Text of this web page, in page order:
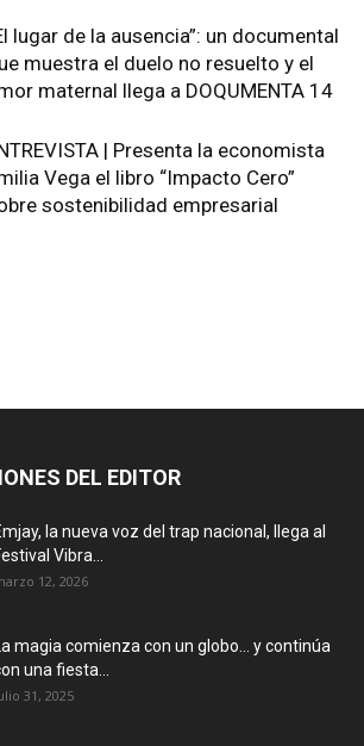
lugar de la ausencia”: un documental
muestra el duelo no resuelto y el
maternal llega a DOQUMENTA 14
| Presenta la economista
Vega el libro “Impacto Cero”
sostenibilidad empresarial
DEL EDITOR
la nueva voz del trap nacional, llega al
Vibra...
12, 2026
magia comienza con un globo… y continúa
una fiesta...
31, 2025